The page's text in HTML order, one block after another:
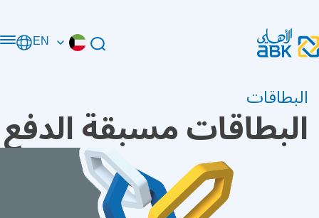
EN
البطاقات
البطاقات مسبقة الدفع